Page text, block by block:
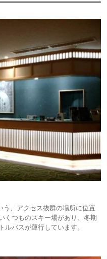
う、アクセス抜群の場所に位置
くつものスキー場があり、冬期
バスが運行しています。